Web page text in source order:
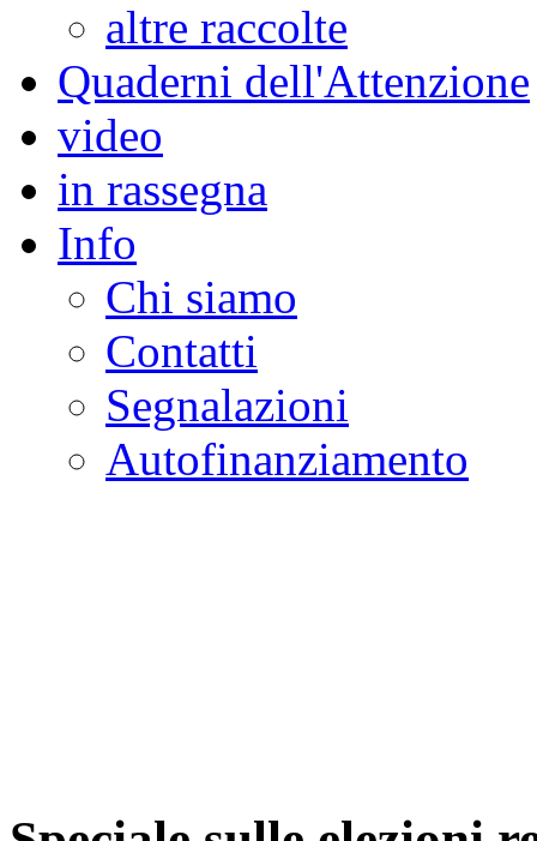
altre raccolte
Quaderni dell'Attenzione
video
in rassegna
Info
Chi siamo
Contatti
Segnalazioni
Autofinanziamento